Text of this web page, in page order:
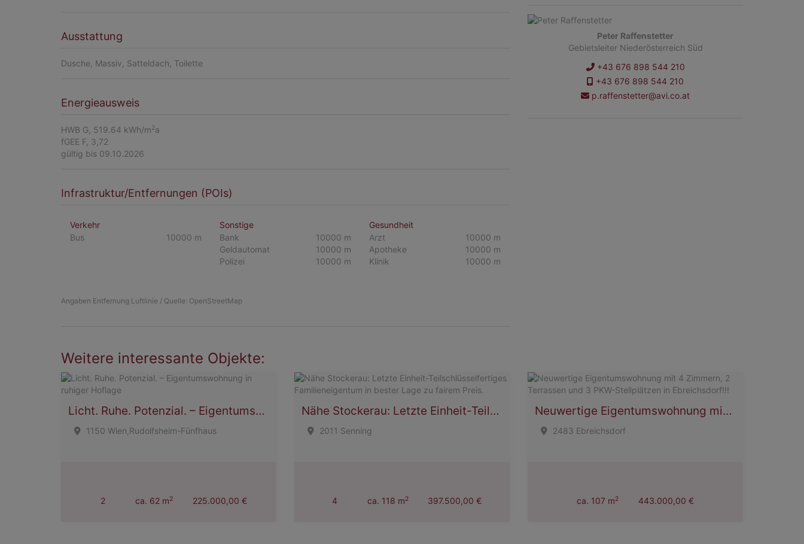
Ausstattung
Dusche Massiv Satteldach Toilette
Energieausweis
HWB G, 519.64 kWh/m2a
fGEE F, 3,72
gültig bis 09.10.2026
Infrastruktur/Entfernungen (POIs)
Verkehr
Bus
10000 m
Sonstige
Bank
10000 m
Geldautomat
10000 m
Polizei
10000 m
Gesundheit
Arzt
10000 m
Apotheke
10000 m
Klinik
10000 m
Angaben Entfernung Luftlinie / Quelle: OpenStreetMap
Peter Raffenstetter
Gebietsleiter Niederösterreich Süd
+43 676 898 544 210
+43 676 898 544 210
p.raffenstetter@avi.co.at
Weitere interessante Objekte:
Licht. Ruhe. Potenzial. – Eigentumswohnung in ruhiger Hoflage
1150 Wien,Rudolfsheim-Fünfhaus
2 ca. 62 m2 225.000,00 €
Nähe Stockerau: Letzte Einheit-Teilschlüsselfertiges Familieneigentum in bester Lage zu fairem Preis.
2011 Senning
4 ca. 118 m2 397.500,00 €
Neuwertige Eigentumswohnung mit 4 Zimmern, 2 Terrassen und 3 PKW-Stellplätzen in Ebreichsdorf!!!
2483 Ebreichsdorf
ca. 107 m2 443.000,00 €